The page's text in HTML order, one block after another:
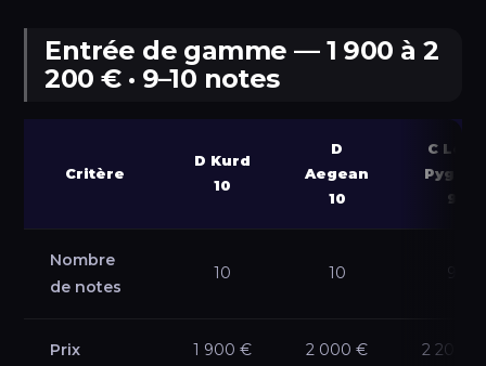
Entrée de gamme — 1 900 à 2
200 € · 9–10 notes
Critère
D Kurd
10
D
Aegean
10
C Low
Pygmy
9
Nombre
de notes
10 10 9
Prix 1 900 € 2 000 € 2 200 €